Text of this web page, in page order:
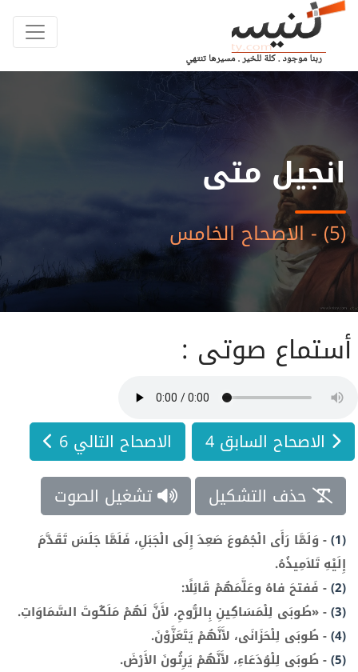
انجيل متى
(5) - الاصحاح الخامس
أستماع صوتى :
الاصحاح السابق 4
الاصحاح التالي 6
حذف التشكيل
تشغيل الصوت
(1)
- وَلَمَّا رَأَى الْجُمُوعَ صَعِدَ إِلَى الْجَبَلِ، فَلَمَّا جَلَسَ تَقَدَّمَ
إِلَيْهِ تَلاَمِيذُهُ.
(2)
- فَفتحَ فاهُ وعَلَّمَهُمْ قَائِلًا:
(3)
-«طُوبَى لِلْمَسَاكِينِ بِالرُّوحِ، لأَنَّ لَهُمْ مَلَكُوتَ السَّمَاوَاتِ.
(4)
-طُوبَى لِلْحَزَانَى، لأَنَّهُمْ يَتَعَزَّوْنَ.
(5)
-طُوبَى لِلْوُدَعَاءِ، لأَنَّهُمْ يَرِثُونَ الأَرْضَ.